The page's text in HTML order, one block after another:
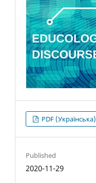
PDF (Українська)
Published
2020-11-29